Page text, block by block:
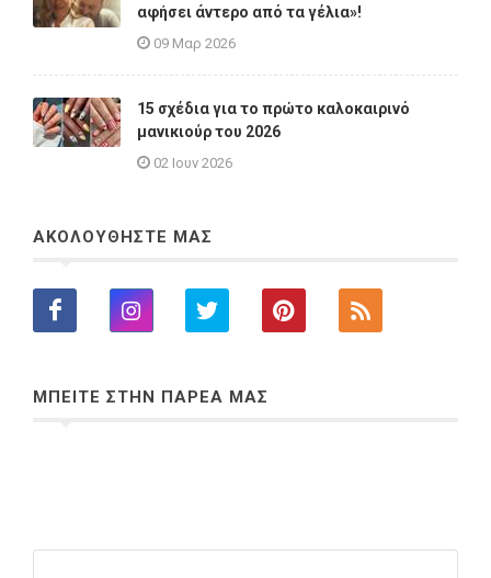
αφήσει άντερο από τα γέλια»!
09 Μαρ 2026
15 σχέδια για το πρώτο καλοκαιρινό
μανικιούρ του 2026
02 Ιουν 2026
ΑΚΟΛΟΥΘΗΣΤΕ ΜΑΣ
ΜΠΕΙΤΕ ΣΤΗΝ ΠΑΡΕΑ ΜΑΣ